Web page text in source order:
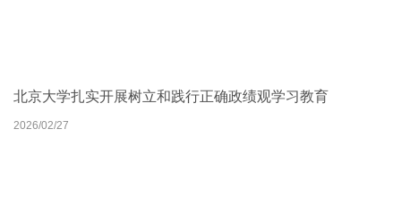
北京大学扎实开展树立和践行正确政绩观学习教育
2026/02/27
2026北京大学管理质效年
2026/03/30
北京大学深入学习贯彻党的二十届四中全会精神
2025/10/24
聚焦2026全国两会
2026/03/06